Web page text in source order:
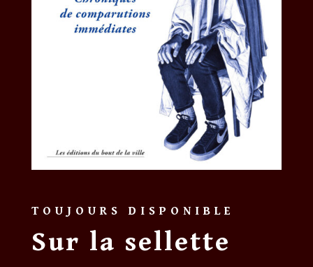
TOUJOURS DISPONIBLE
Sur la sellette